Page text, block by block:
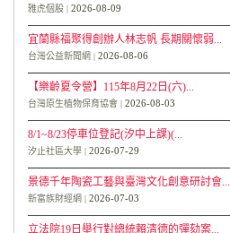
雅虎個股 2026-08-09
宜蘭縣福聚得創辦人林志帆 長期關懷弱...
台灣公益新聞網 2026-08-06
【樂齡夏令營】115年8月22日(六)...
台灣原生植物保育協會 2026-08-03
8/1~8/23停車位登記(汐中上課)(...
汐止社區大學 2026-07-29
景德千年陶瓷工藝與臺灣文化創意研討會...
新富族財經網 2026-07-03
立法院19日舉行對總統賴清德的彈劾案...